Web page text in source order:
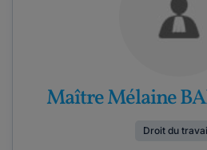
Maître Mélaine
Droit du